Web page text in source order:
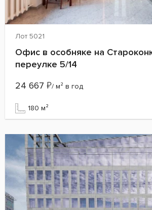
Лот 5021
Офис в особняке на
переулке 5/14
24 667 ₽/ м² в год
180 м²